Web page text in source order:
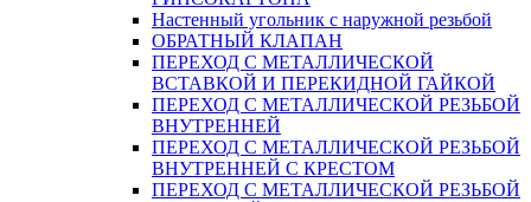
Настенный угольник с наружной резьбой
ОБРАТНЫЙ КЛАПАН
ПЕРЕХОД С МЕТАЛЛИЧЕСКОЙ
ВСТАВКОЙ И ПЕРЕКИДНОЙ ГАЙКОЙ
ПЕРЕХОД С МЕТАЛЛИЧЕСКОЙ РЕЗЬБОЙ
ВНУТРЕННЕЙ
ПЕРЕХОД С МЕТАЛЛИЧЕСКОЙ РЕЗЬБОЙ
ВНУТРЕННЕЙ С КРЕСТОМ
ПЕРЕХОД С МЕТАЛЛИЧЕСКОЙ РЕЗЬБОЙ